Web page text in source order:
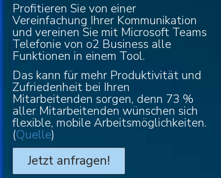
Profitieren Sie von einer
Vereinfachung Ihrer Kommunikation
und vereinen Sie mit Microsoft Teams
Telefonie von o2 Business alle
Funktionen in einem Tool.
Das kann für mehr Produktivität und
Zufriedenheit bei Ihren
Mitarbeitenden sorgen, denn 73 %
aller Mitarbeitenden wünschen sich
flexible, mobile Arbeitsmöglichkeiten.
(Quelle)
Jetzt anfragen!